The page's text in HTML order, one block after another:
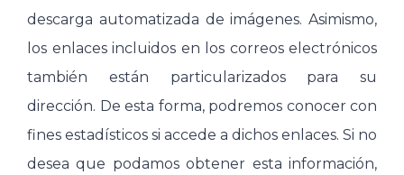
descarga automatizada de imágenes. Asimismo,
los enlaces incluidos en los correos electrónicos
también están particularizados para su
dirección. De esta forma, podremos conocer con
fines estadísticos si accede a dichos enlaces. Si no
desea que podamos obtener esta información,